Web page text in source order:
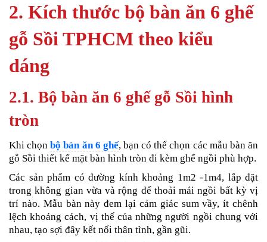
2. Kích thước bộ bàn ăn 6 ghế
gỗ Sồi TPHCM theo kiểu
dáng
2.1. Bộ bàn ăn 6 ghế gỗ Sồi hình
tròn
Khi chọnbộ bàn ăn 6 ghế, bạn có thể chọn các mẫu bàn ăn
gỗ Sồi thiết kế mặt bàn hình tròn đi kèm ghế ngồi phù hợp.
Các sản phẩm có đường kính khoảng 1m2 -1m4, lắp đặt
trong không gian vừa và rộng để thoải mái ngồi bất kỳ vị
trí nào. Mẫu bàn này đem lại cảm giác sum vầy, ít chênh
lệch khoảng cách, vị thế của những người ngồi chung với
nhau, tạo sợi đây kết nối thân tình, gần gũi.